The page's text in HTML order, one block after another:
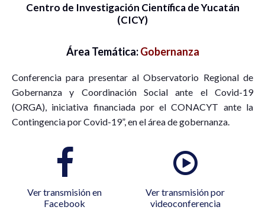
Centro de Investigación Científica de Yucatán
(CICY)
Área Temática:Gobernanza
Conferencia para presentar al Observatorio Regional de
Gobernanza y Coordinación Social ante el Covid-19
(ORGA), iniciativa financiada por el CONACYT ante la
Contingencia por Covid-19”, en el área de gobernanza.
Ver transmisión en
Facebook
Ver transmisión por
videoconferencia